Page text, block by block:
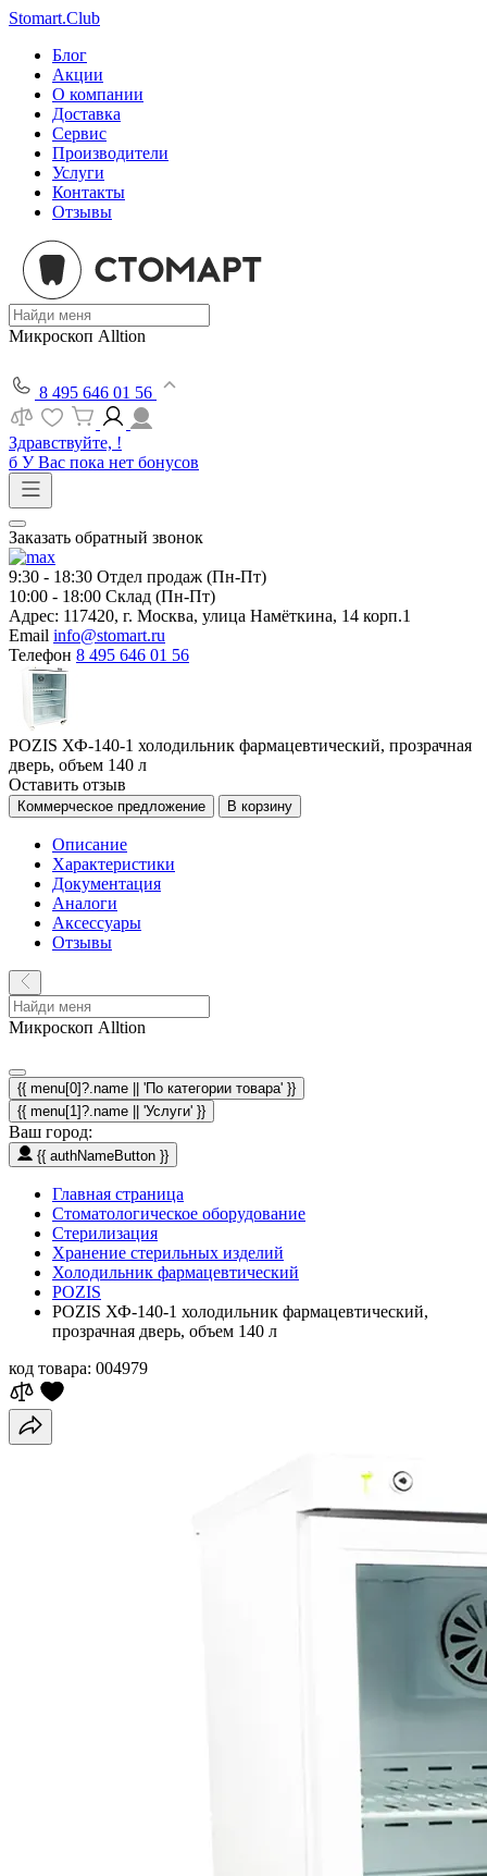
Stomart.Club
Блог
Акции
О компании
Доставка
Сервис
Производители
Услуги
Контакты
Отзывы
Микроскоп Alltion
8 495 646 01 56
Здравствуйте, !
б У Вас пока нет бонусов
Заказать обратный звонок
9:30 - 18:30 Отдел продаж (Пн-Пт)
10:00 - 18:00 Склад (Пн-Пт)
Адрес: 117420, г. Москва, улица Намёткина, 14 корп.1
Email info@stomart.ru
Телефон 8 495 646 01 56
POZIS ХФ-140-1 холодильник фармацевтический, прозрачная
дверь, объем 140 л
Оставить отзыв
Коммерческое предложение В корзину
Описание
Характеристики
Документация
Аналоги
Аксессуары
Отзывы
Микроскоп Alltion
{{ menu[0]?.name || 'По категории товара' }}
{{ menu[1]?.name || 'Услуги' }}
Ваш город:
{{ authNameButton }}
Главная страница
Стоматологическое оборудование
Стерилизация
Хранение стерильных изделий
Холодильник фармацевтический
POZIS
POZIS ХФ-140-1 холодильник фармацевтический,
прозрачная дверь, объем 140 л
код товара: 004979